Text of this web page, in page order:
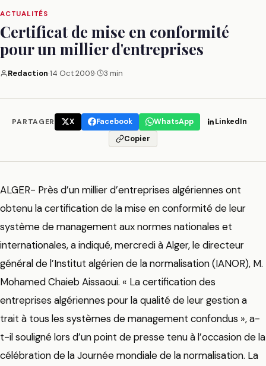
ACTUALITÉS
Certificat de mise en conformité
pour un millier d'entreprises
Redaction·14 Oct 2009· 3 min
PARTAGER X Facebook WhatsApp
LinkedIn
Copier
ALGER- Près d’un millier d’entreprises algériennes ont
obtenu la certification de la mise en conformité de leur
système de management aux normes nationales et
internationales, a indiqué, mercredi à Alger, le directeur
général de l’Institut algérien de la normalisation (IANOR), M.
Mohamed Chaieb Aissaoui. « La certification des
entreprises algériennes pour la qualité de leur gestion a
trait à tous les systèmes de management confondus », a-
t-il souligné lors d’un point de presse tenu à l’occasion de la
célébration de la Journée mondiale de la normalisation. La